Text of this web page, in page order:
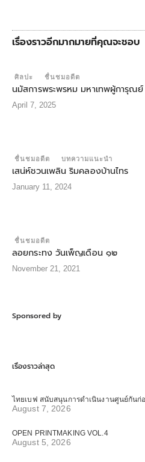
เรื่องราวอีกมากมายที่คุณจะชอบ
ศิลปะ ชื่นชมอดีต
นมัสการพระพรหม มหาเทพผู้การุณย์
April 7, 2025
ชื่นชมอดีต บทความแนะนำ
เสน่ห์ชวนเพลิน ริมคลองบ้านไทร
January 11, 2024
ชื่นชมอดีต
ลอยกระทง วันเพ็ญเดือน ๑๒
November 21, 2021
Sponsored by
เรื่องราวล่าสุด
ไทยเบฟ สนับสนุนการดำเนินงานศูนย์กัน
August 7, 2026
OPEN PRINTMAKING VOL.4
August 5, 2026